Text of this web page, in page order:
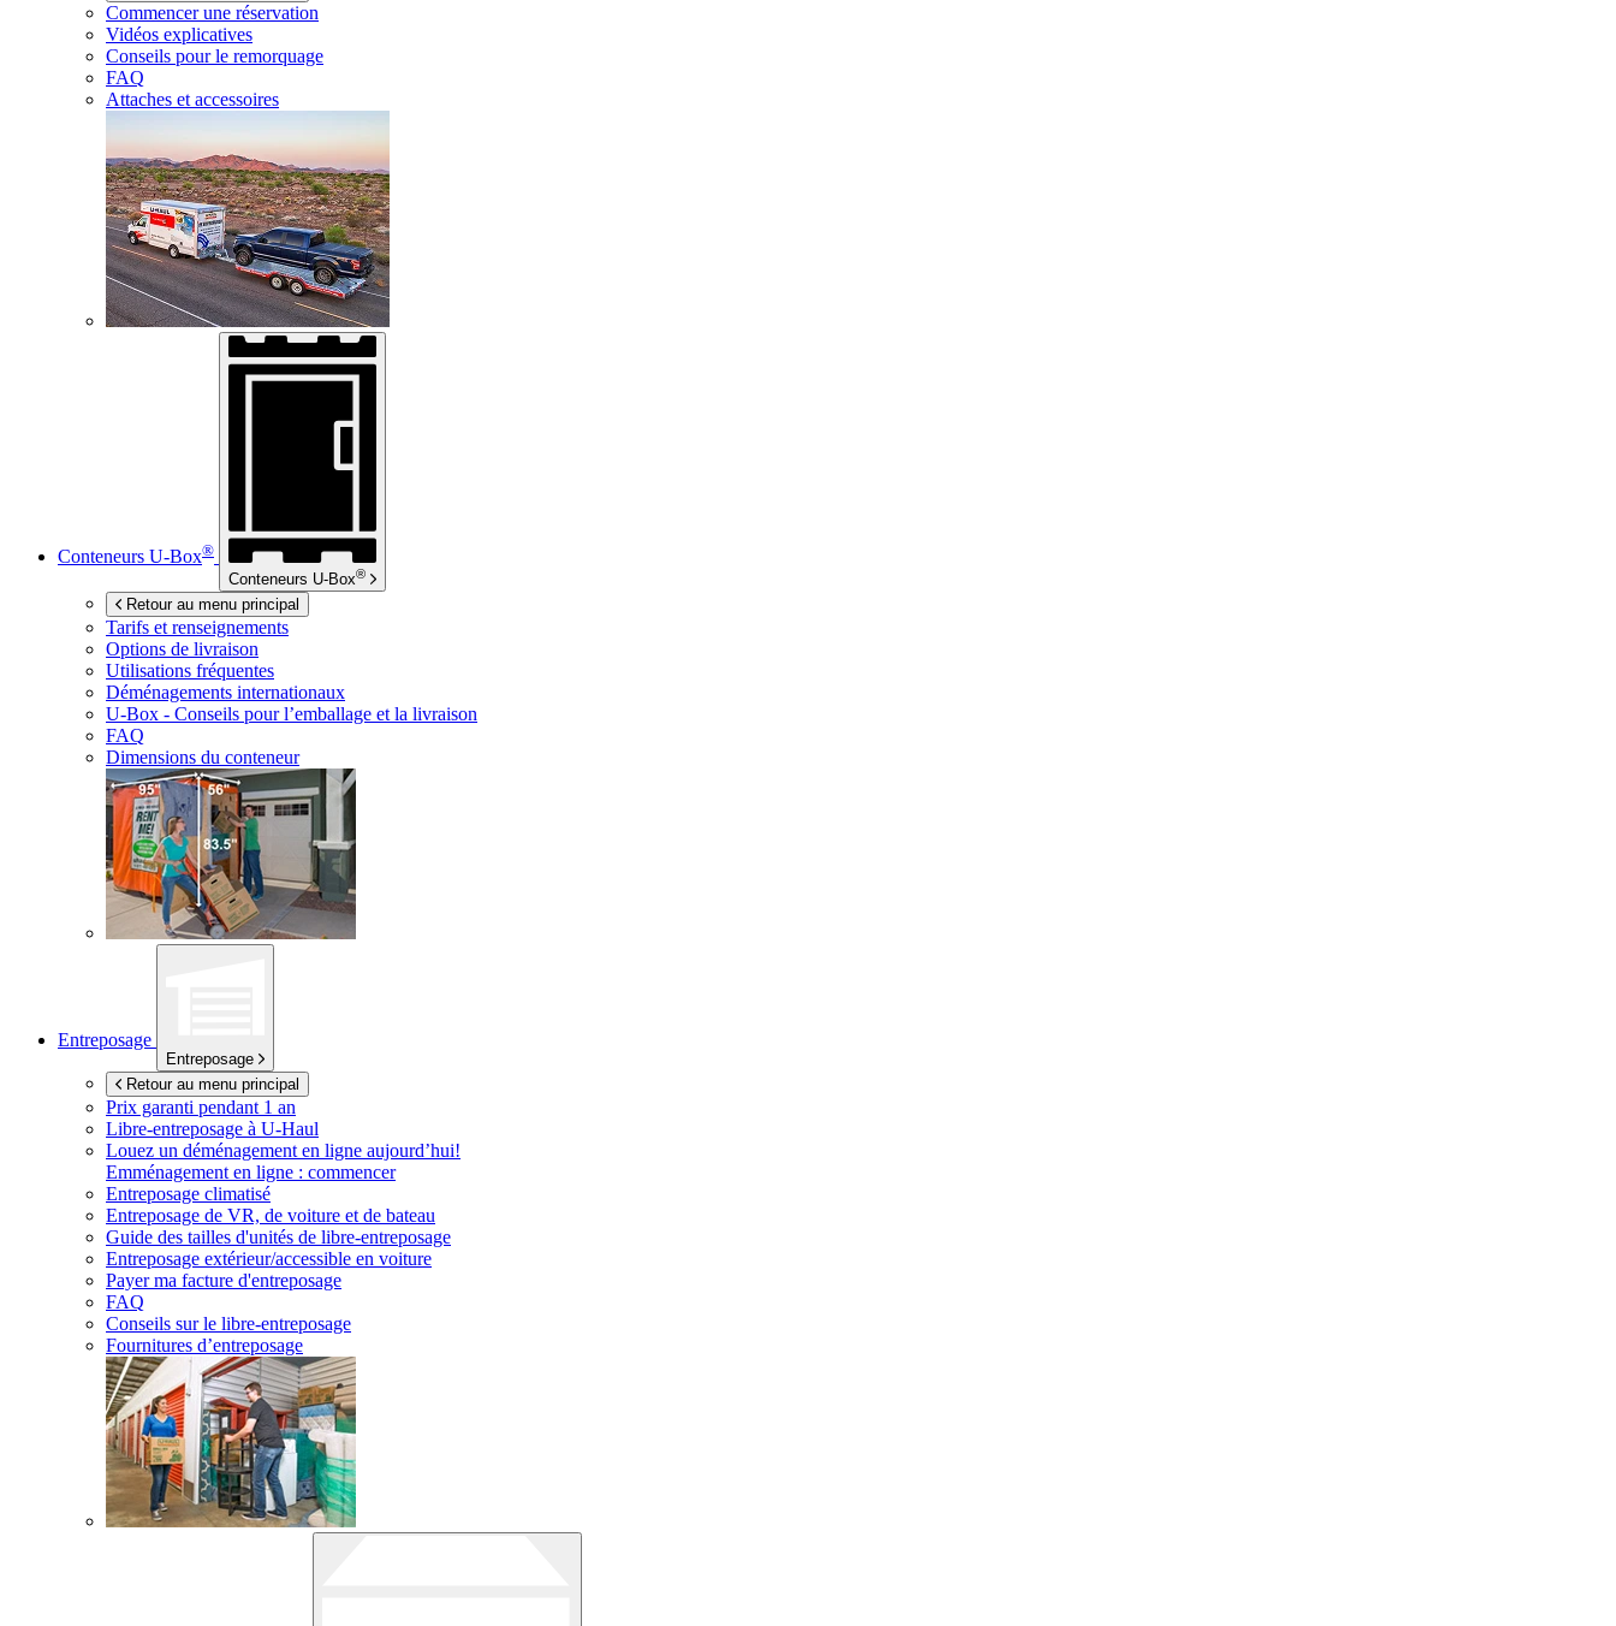
Commencer une réservation
Vidéos explicatives
Conseils pour le remorquage
FAQ
Attaches et accessoires
Conteneurs U-Box®
Conteneurs U-Box®
Retour au menu principal
Tarifs et renseignements
Options de livraison
Utilisations fréquentes
Déménagements internationaux
U-Box - Conseils pour l’emballage et la livraison
FAQ
Dimensions du conteneur
Entreposage
Entreposage
Retour au menu principal
Prix garanti pendant 1 an
Libre-entreposage à U-Haul
Louez un déménagement en ligne aujourd’hui!
Emménagement en ligne : commencer
Entreposage climatisé
Entreposage de VR, de voiture et de bateau
Guide des tailles d'unités de libre-entreposage
Entreposage extérieur/accessible en voiture
Payer ma facture d'entreposage
FAQ
Conseils sur le libre-entreposage
Fournitures d’entreposage